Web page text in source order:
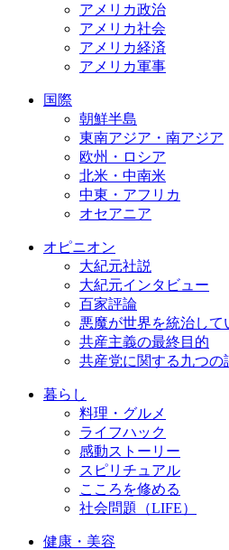
アメリカ政治
アメリカ社会
アメリカ経済
アメリカ軍事
国際
朝鮮半島
東南アジア・南アジア
欧州・ロシア
北米・中南米
中東・アフリカ
オセアニア
オピニオン
大紀元社説
大紀元インタビュー
百家評論
悪魔が世界を統治して
共産主義の最終目的
共産党に関する九つの
暮らし
料理・グルメ
ライフハック
感動ストーリー
スピリチュアル
こころを修める
社会問題（LIFE）
健康・美容